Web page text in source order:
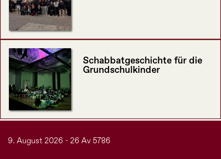
Schabbatgeschichte für die
Grundschulkinder
9. August 2026 - 26 Av 5786